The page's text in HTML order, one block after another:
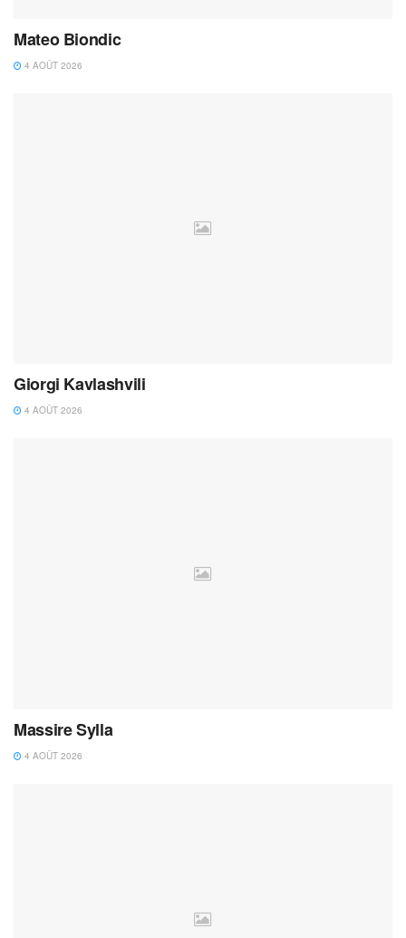
Mateo Biondic
4 AOÛT 2026
Giorgi Kavlashvili
4 AOÛT 2026
Massire Sylla
4 AOÛT 2026